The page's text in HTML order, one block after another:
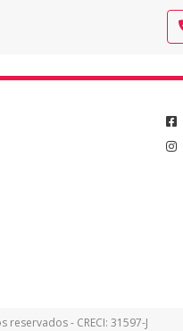
- CRECI: 31597-J